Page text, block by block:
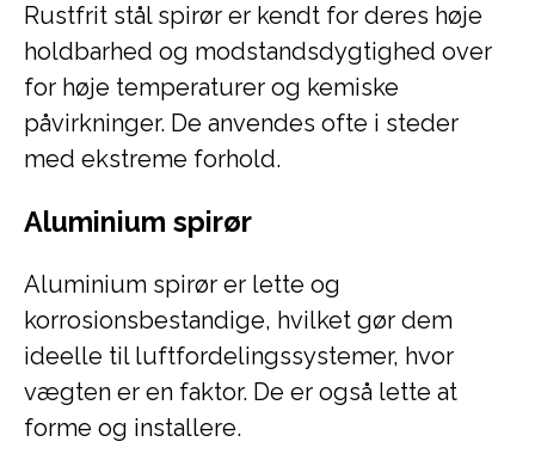
Rustfrit stål spirør er kendt for deres høje
holdbarhed og modstandsdygtighed over
for høje temperaturer og kemiske
påvirkninger. De anvendes ofte i steder
med ekstreme forhold.
Aluminium spirør
Aluminium spirør er lette og
korrosionsbestandige, hvilket gør dem
ideelle til luftfordelingssystemer, hvor
vægten er en faktor. De er også lette at
forme og installere.